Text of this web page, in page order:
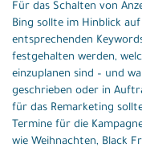
Für das Schalten von
Bing sollte im Hinblick
entsprechenden
festgehalten werden,
einzuplanen sind – und
geschrieben oder in
für das Remarketing
Termine für die
wie Weihnachten, Black